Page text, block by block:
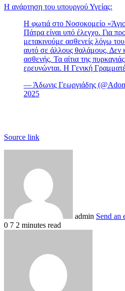
H ανάρτηση του υπουργού Υγείας:
Η φωτιά στο Νοσοκομείο
Πάτρα είναι υπό έλεγχο. Για
μετακινούμε ασθενείς λόγω
αυτό σε άλλους θαλάμους. Δεν
ασθενής. Τα αίτια της
ερευνώνται. Η Γενική
— Άδωνις Γεωργιάδης
2025
Source link
admin Send an
0 7 2 minutes read